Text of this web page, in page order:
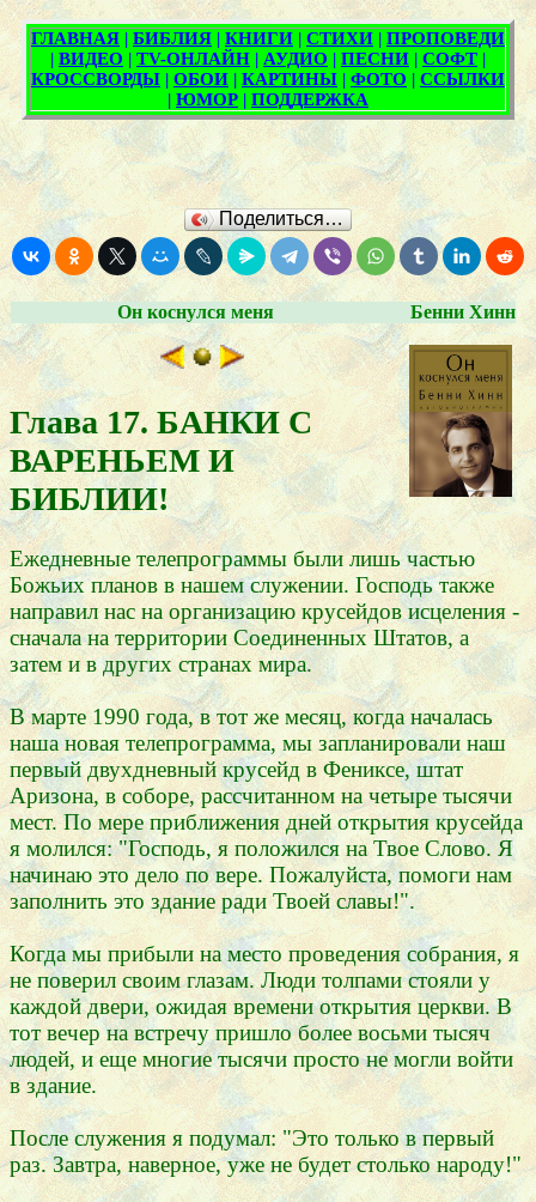
Поделиться…
Он коснулся меня Бенни Хинн
Глава 17. БАНКИ С
ВАРЕНЬЕМ И
БИБЛИИ!
Ежедневные телепрограммы были лишь частью
Божьих планов в нашем служении. Господь также
направил нас на организацию крусейдов исцеления -
сначала на территории Соединенных Штатов, а
затем и в других странах мира.
В марте 1990 года, в тот же месяц, когда началась
наша новая телепрограмма, мы запланировали наш
первый двухдневный крусейд в Фениксе, штат
Аризона, в соборе, рассчитанном на четыре тысячи
мест. По мере приближения дней открытия крусейда
я молился: "Господь, я положился на Твое Слово. Я
начинаю это дело по вере. Пожалуйста, помоги нам
заполнить это здание ради Твоей славы!".
Когда мы прибыли на место проведения собрания, я
не поверил своим глазам. Люди толпами стояли у
каждой двери, ожидая времени открытия церкви. В
тот вечер на встречу пришло более восьми тысяч
людей, и еще многие тысячи просто не могли войти
в здание.
После служения я подумал: "Это только в первый
раз. Завтра, наверное, уже не будет столько народу!"